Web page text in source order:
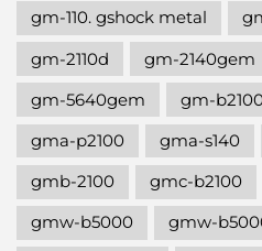
gm-110. gshock metal
gm-2110d
gm-2140gem
gm-5640gem
gm-
gma-p2100
gma-s140
gmb-2100
gmc-b2100
gmw-b5000
gmw-